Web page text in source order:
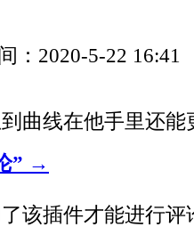
： 2020-5-22 16:41
曲线在他手里还能
” →
该插件才能进行评